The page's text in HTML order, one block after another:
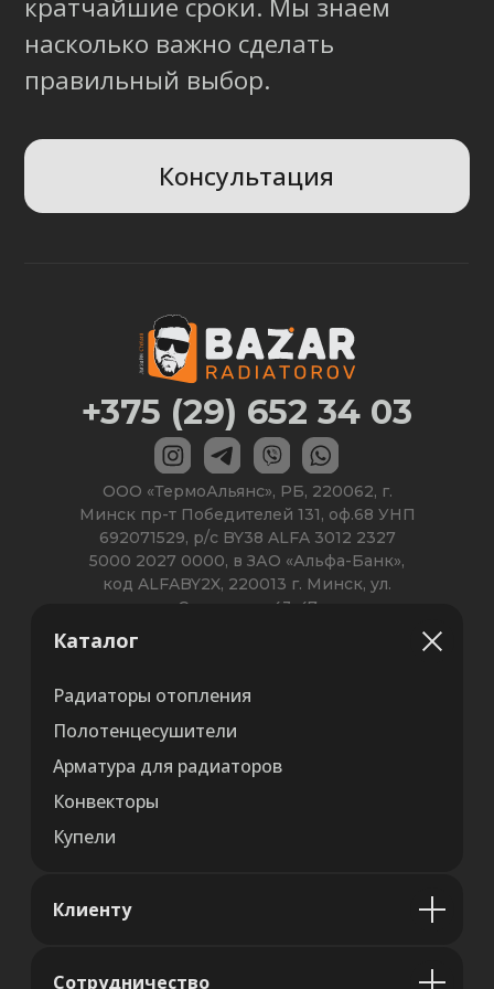
Каталог
Радиаторы отопления
Полотенцесушители
Арматура для радиаторов
Конвекторы
Купели
Клиенту
Сотрудничество